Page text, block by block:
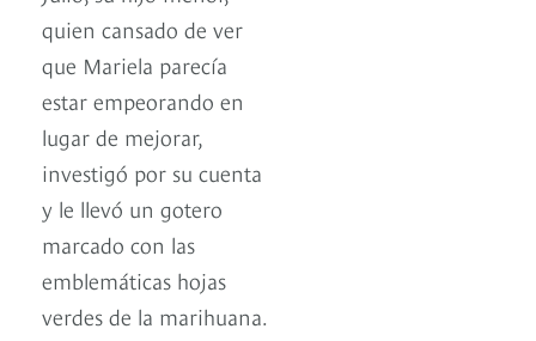
quien cansado de ver
que Mariela parecía
estar empeorando en
lugar de mejorar,
investigó por su cuenta
y le llevó un gotero
marcado con las
emblemáticas hojas
verdes de la marihuana.